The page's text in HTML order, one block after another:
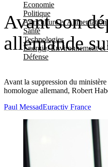
Economie
Politique
Agriculture et Alimentation
Santé
Technologies
Energie, Environnement et
Défense
Avant son
allemande
Avant la suppression du
homologue allemand, Robert
Paul MessadEuractiv France